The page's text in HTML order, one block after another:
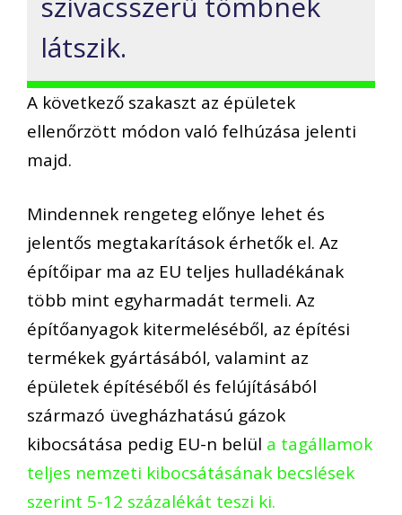
látszik.
A következő szakaszt az épületek
ellenőrzött módon való felhúzása jelenti
majd.
Mindennek rengeteg előnye lehet és
jelentős megtakarítások érhetők el. Az
építőipar ma az EU teljes hulladékának
több mint egyharmadát termeli. Az
építőanyagok kitermeléséből, az építési
termékek gyártásából, valamint az
épületek építéséből és felújításából
származó üvegházhatású gázok
kibocsátása pedig EU-n belül a tagállamok
teljes nemzeti kibocsátásának becslések
szerint 5-12 százalékát teszi ki.